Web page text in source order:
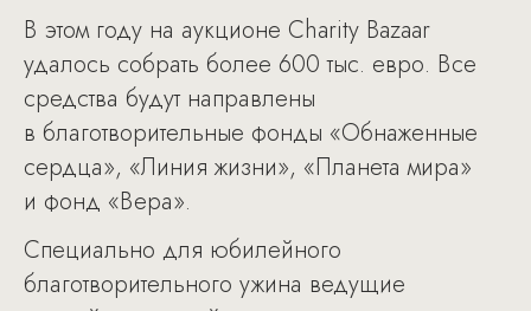
В этом году на аукционе Charity Bazaar
удалось собрать более 600 тыс. евро. Все
средства будут направлены
в благотворительные фонды «Обнаженные
сердца», «Линия жизни», «Планета мира»
и фонд «Вера».
Специально для юбилейного
благотворительного ужина ведущие